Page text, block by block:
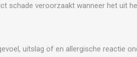
schade veroorzaakt wanneer het uit
uitslag of en allergische reactie